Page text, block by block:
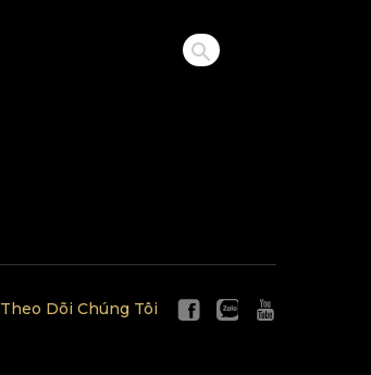
Theo Dõi Chúng Tôi